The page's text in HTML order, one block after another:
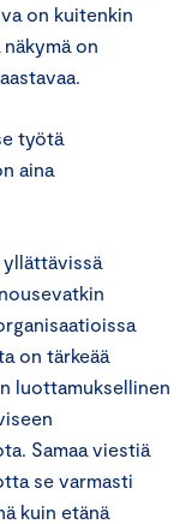
on kuitenkin
on
työtä
aina
yllättävissä
on tärkeää
luottamuksellinen
Samaa viestiä
se varmasti
kuin etänä